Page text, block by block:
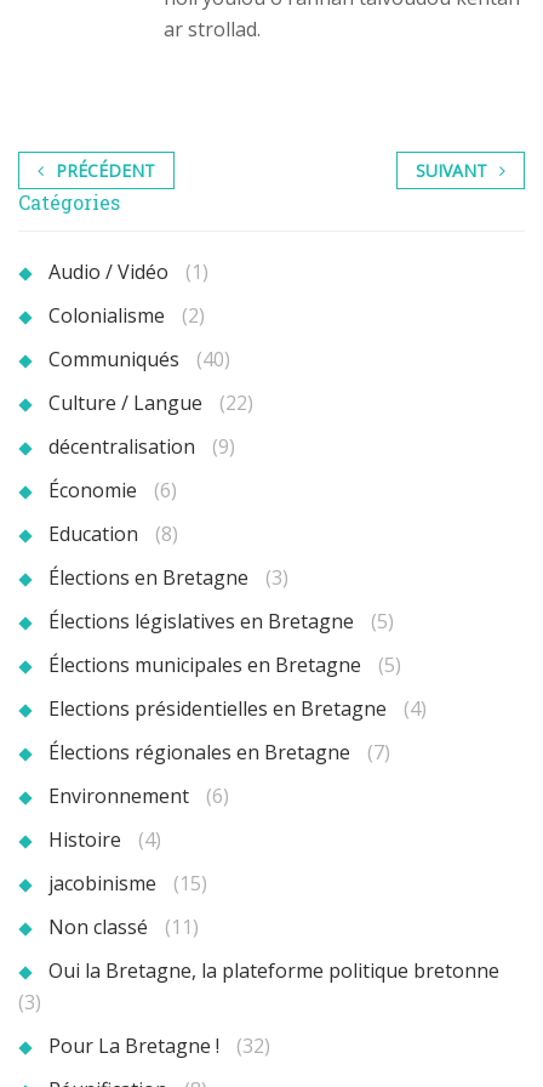
ar strollad.
PRÉCÉDENT SUIVANT
Catégories
Audio / Vidéo
(1)
Colonialisme
(2)
Communiqués
(40)
Culture / Langue
(22)
décentralisation
(9)
Économie
(6)
Education
(8)
Élections en Bretagne
(3)
Élections législatives en Bretagne
(5)
Élections municipales en Bretagne
(5)
Elections présidentielles en Bretagne
(4)
Élections régionales en Bretagne
(7)
Environnement
(6)
Histoire
(4)
jacobinisme
(15)
Non classé
(11)
Oui la Bretagne, la plateforme politique bretonne
(3)
Pour La Bretagne !
(32)